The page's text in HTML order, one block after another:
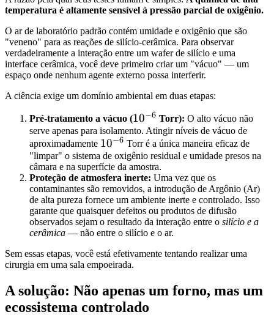
temperatura é altamente sensível à pressão parcial de oxigênio.
O ar de laboratório padrão contém umidade e oxigênio que são
"veneno" para as reações de silício-cerâmica. Para observar
verdadeiramente a interação entre um wafer de silício e uma
interface cerâmica, você deve primeiro criar um "vácuo" — um
espaço onde nenhum agente externo possa interferir.
A ciência exige um domínio ambiental em duas etapas:
Pré-tratamento a vácuo (10^{-6}
10−6 Torr): O alto vácuo não
serve apenas para isolamento. Atingir níveis de vácuo de
aproximadamente 10^{-6}
10−6 Torr é a única maneira eficaz de
"limpar" o sistema de oxigênio residual e umidade presos na
câmara e na superfície da amostra.
Proteção de atmosfera inerte: Uma vez que os
contaminantes são removidos, a introdução de Argônio (Ar)
de alta pureza fornece um ambiente inerte e controlado. Isso
garante que quaisquer defeitos ou produtos de difusão
observados sejam o resultado da interação entre o silício e a
cerâmica — não entre o silício e o ar.
Sem essas etapas, você está efetivamente tentando realizar uma
cirurgia em uma sala empoeirada.
A solução: Não apenas um forno, mas um
ecossistema controlado